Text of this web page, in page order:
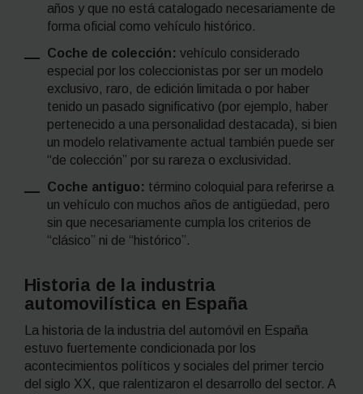
años y que no está catalogado necesariamente de
forma oficial como vehículo histórico.
Coche de colección: vehículo considerado
especial por los coleccionistas por ser un modelo
exclusivo, raro, de edición limitada o por haber
tenido un pasado significativo (por ejemplo, haber
pertenecido a una personalidad destacada), si bien
un modelo relativamente actual también puede ser
“de colección” por su rareza o exclusividad.
Coche antiguo: término coloquial para referirse a
un vehículo con muchos años de antigüedad, pero
sin que necesariamente cumpla los criterios de
“clásico” ni de “histórico”.
Historia de la industria
automovilística en España
La historia de la industria del automóvil en España
estuvo fuertemente condicionada por los
acontecimientos políticos y sociales del primer tercio
del siglo XX, que ralentizaron el desarrollo del sector. A